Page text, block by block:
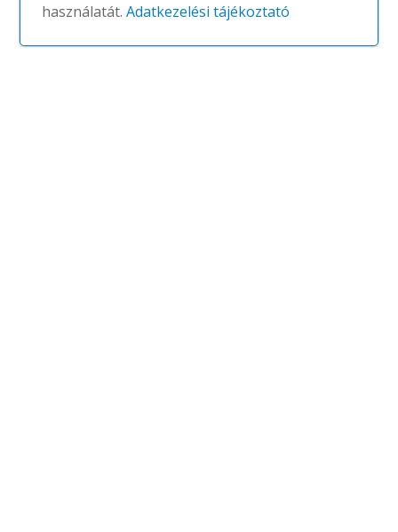
használatát.Adatkezelési tájékoztató